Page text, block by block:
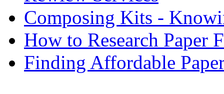
Composing Kits -
How to Research Paper
Finding Affordable